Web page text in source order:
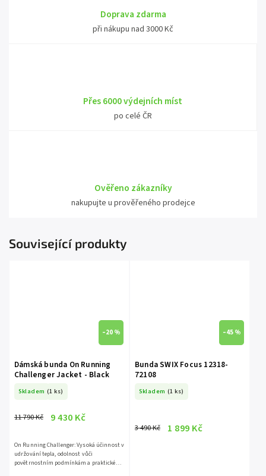
Doprava zdarma
při nákupu nad 3000 Kč
Přes 6000 výdejních míst
po celé ČR
Ověřeno zákazníky
nakupujte u prověřeného prodejce
Související produkty
–20 %
Dámská bunda On Running
Challenger Jacket - Black
Skladem (1 ks)
11 790 Kč 9 430 Kč
On Running Challenger: Vysoká účinnost v
udržování tepla, odolnost vůči
povětrnostním podmínkám a praktické
–45 %
Bunda SWIX Focus 12318-
72108
Skladem (1 ks)
3 490 Kč 1 899 Kč